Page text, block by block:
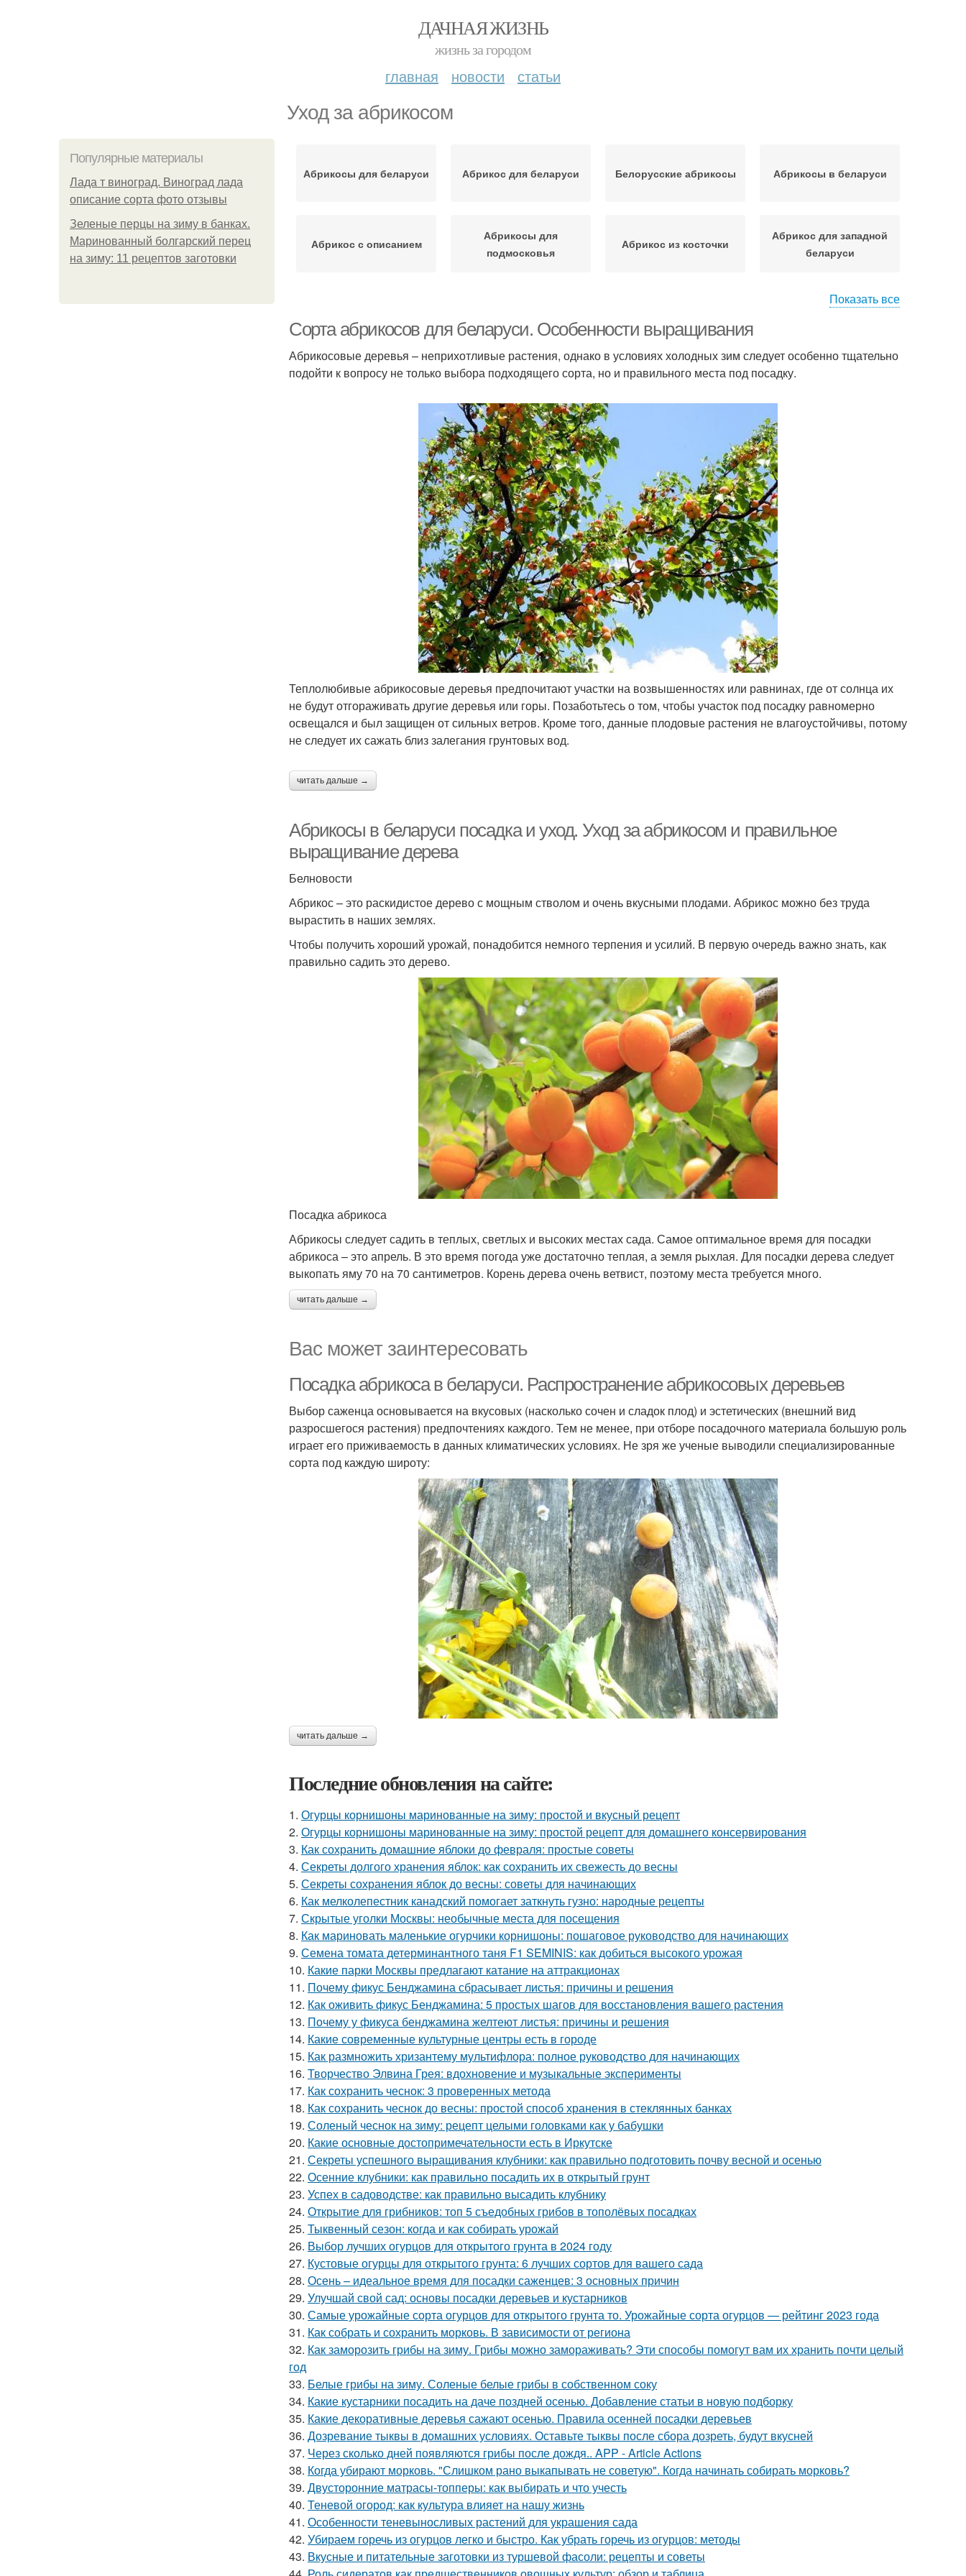
ДАЧНАЯ ЖИЗНЬ
жизнь за городом
главная новости статьи
Уход за абрикосом
Популярные материалы
Лада т виноград. Виноград лада
описание сорта фото отзывы
Зеленые перцы на зиму в банках.
Маринованный болгарский перец
на зиму: 11 рецептов заготовки
Абрикосы для беларуси Абрикос для беларуси Белорусские абрикосы Абрикосы в беларуси
Абрикос с описанием
Абрикосы для
подмосковья
Абрикос из косточки
Абрикос для западной
беларуси
климате
Показать все
Сорта абрикосов для беларуси. Особенности выращивания
Абрикосовые деревья – неприхотливые растения, однако в условиях холодных зим следует особенно тщательно
подойти к вопросу не только выбора подходящего сорта, но и правильного места под посадку.
Теплолюбивые абрикосовые деревья предпочитают участки на возвышенностях или равнинах, где от солнца их
не будут отгораживать другие деревья или горы. Позаботьтесь о том, чтобы участок под посадку равномерно
освещался и был защищен от сильных ветров. Кроме того, данные плодовые растения не влагоустойчивы, потому
не следует их сажать близ залегания грунтовых вод.
читать дальше →
Абрикосы в беларуси посадка и уход. Уход за абрикосом и правильное
выращивание дерева
Белновости
Абрикос – это раскидистое дерево с мощным стволом и очень вкусными плодами. Абрикос можно без труда
вырастить в наших землях.
Чтобы получить хороший урожай, понадобится немного терпения и усилий. В первую очередь важно знать, как
правильно садить это дерево.
Посадка абрикоса
Абрикосы следует садить в теплых, светлых и высоких местах сада. Самое оптимальное время для посадки
абрикоса – это апрель. В это время погода уже достаточно теплая, а земля рыхлая. Для посадки дерева следует
выкопать яму 70 на 70 сантиметров. Корень дерева очень ветвист, поэтому места требуется много.
читать дальше →
Вас может заинтересовать
Посадка абрикоса в беларуси. Распространение абрикосовых деревьев
Выбор саженца основывается на вкусовых (насколько сочен и сладок плод) и эстетических (внешний вид
разросшегося растения) предпочтениях каждого. Тем не менее, при отборе посадочного материала большую роль
играет его приживаемость в данных климатических условиях. Не зря же ученые выводили специализированные
сорта под каждую широту:
читать дальше →
Последние обновления на сайте:
1. Огурцы корнишоны маринованные на зиму: простой и вкусный рецепт
2. Огурцы корнишоны маринованные на зиму: простой рецепт для домашнего консервирования
3. Как сохранить домашние яблоки до февраля: простые советы
4. Секреты долгого хранения яблок: как сохранить их свежесть до весны
5. Секреты сохранения яблок до весны: советы для начинающих
6. Как мелколепестник канадский помогает заткнуть гузно: народные рецепты
7. Скрытые уголки Москвы: необычные места для посещения
8. Как мариновать маленькие огурчики корнишоны: пошаговое руководство для начинающих
9. Семена томата детерминантного таня F1 SEMINIS: как добиться высокого урожая
10. Какие парки Москвы предлагают катание на аттракционах
11. Почему фикус Бенджамина сбрасывает листья: причины и решения
12. Как оживить фикус Бенджамина: 5 простых шагов для восстановления вашего растения
13. Почему у фикуса бенджамина желтеют листья: причины и решения
14. Какие современные культурные центры есть в городе
15. Как размножить хризантему мультифлора: полное руководство для начинающих
16. Творчество Элвина Грея: вдохновение и музыкальные эксперименты
17. Как сохранить чеснок: 3 проверенных метода
18. Как сохранить чеснок до весны: простой способ хранения в стеклянных банках
19. Соленый чеснок на зиму: рецепт целыми головками как у бабушки
20. Какие основные достопримечательности есть в Иркутске
21. Секреты успешного выращивания клубники: как правильно подготовить почву весной и осенью
22. Осенние клубники: как правильно посадить их в открытый грунт
23. Успех в садоводстве: как правильно высадить клубнику
24. Открытие для грибников: топ 5 съедобных грибов в тополёвых посадках
25. Тыквенный сезон: когда и как собирать урожай
26. Выбор лучших огурцов для открытого грунта в 2024 году
27. Кустовые огурцы для открытого грунта: 6 лучших сортов для вашего сада
28. Осень – идеальное время для посадки саженцев: 3 основных причин
29. Улучшай свой сад: основы посадки деревьев и кустарников
30. Самые урожайные сорта огурцов для открытого грунта то. Урожайные сорта огурцов — рейтинг 2023 года
31. Как собрать и сохранить морковь. В зависимости от региона
32. Как заморозить грибы на зиму. Грибы можно замораживать? Эти способы помогут вам их хранить почти целый
год
33. Белые грибы на зиму. Соленые белые грибы в собственном соку
34. Какие кустарники посадить на даче поздней осенью. Добавление статьи в новую подборку
35. Какие декоративные деревья сажают осенью. Правила осенней посадки деревьев
36. Дозревание тыквы в домашних условиях. Оставьте тыквы после сбора дозреть, будут вкусней
37. Через сколько дней появляются грибы после дождя.. APP - Article Actions
38. Когда убирают морковь. "Слишком рано выкапывать не советую". Когда начинать собирать морковь?
39. Двусторонние матрасы-топперы: как выбирать и что учесть
40. Теневой огород: как культура влияет на нашу жизнь
41. Особенности теневыносливых растений для украшения сада
42. Убираем горечь из огурцов легко и быстро. Как убрать горечь из огурцов: методы
43. Вкусные и питательные заготовки из туршевой фасоли: рецепты и советы